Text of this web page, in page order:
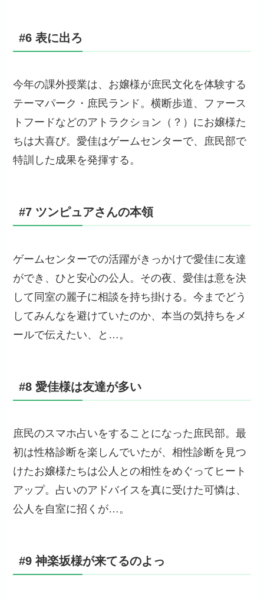
#6 表に出ろ
今年の課外授業は、お嬢様が庶民文化を体験する
テーマパーク・庶民ランド。横断歩道、ファース
トフードなどのアトラクション（？）にお嬢様た
ちは大喜び。愛佳はゲームセンターで、庶民部で
特訓した成果を発揮する。
#7 ツンピュアさんの本領
ゲームセンターでの活躍がきっかけで愛佳に友達
ができ、ひと安心の公人。その夜、愛佳は意を決
して同室の麗子に相談を持ち掛ける。今までどう
してみんなを避けていたのか、本当の気持ちをメ
ールで伝えたい、と…。
#8 愛佳様は友達が多い
庶民のスマホ占いをすることになった庶民部。最
初は性格診断を楽しんでいたが、相性診断を見つ
けたお嬢様たちは公人との相性をめぐってヒート
アップ。占いのアドバイスを真に受けた可憐は、
公人を自室に招くが…。
#9 神楽坂様が来てるのよっ